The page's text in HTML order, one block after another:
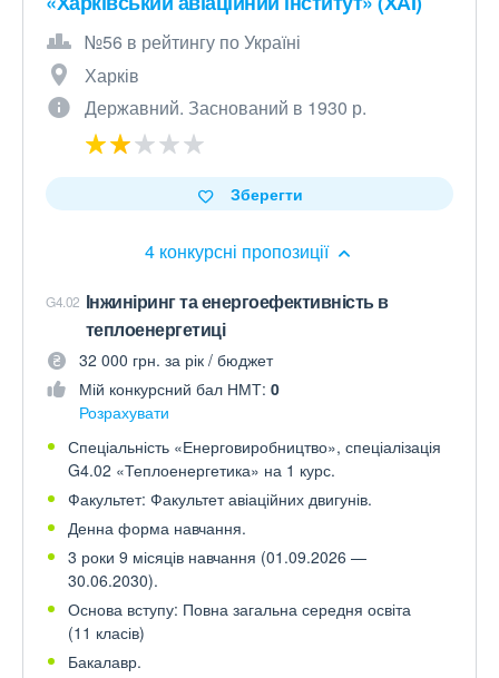
№56 в рейтингу по Україні
Харків
Державний. Заснований в 1930 р.
4 конкурсні пропозиції
Зберегти
G4.02 Інжиніринг та енергоефективність в
теплоенергетиці
32 000 грн. за рік / бюджет
Мій конкурсний бал НМТ: 0
Розрахувати
Спеціальність «Енерговиробництво», спеціалізація
G4.02 «Теплоенергетика» на 1 курс.
Факультет: Факультет авіаційних двигунів.
Денна форма навчання.
3 роки 9 місяців навчання (01.09.2026 —
30.06.2030).
Основа вступу: Повна загальна середня освіта
(11 класів)
Бакалавр.